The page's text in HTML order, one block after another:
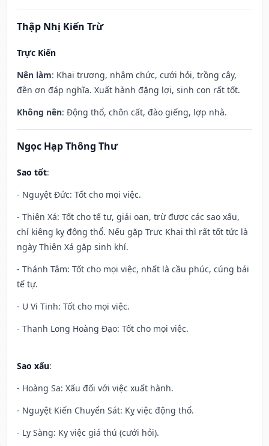
Thập Nhị Kiến Trừ
Trực Kiến
Nên làm: Khai trương, nhậm chức, cưới hỏi, trồng cây,
đền ơn đáp nghĩa. Xuất hành đặng lợi, sinh con rất tốt.
Không nên: Động thổ, chôn cất, đào giếng, lợp nhà.
Ngọc Hạp Thông Thư
Sao tốt:
- Nguyệt Đức: Tốt cho mọi việc.
- Thiên Xá: Tốt cho tế tự, giải oan, trừ được các sao xấu,
chỉ kiêng kỵ động thổ. Nếu gặp Trực Khai thì rất tốt tức là
ngày Thiên Xá gặp sinh khí.
- Thánh Tâm: Tốt cho mọi việc, nhất là cầu phúc, cúng bái
tế tự.
- U Vi Tinh: Tốt cho mọi việc.
- Thanh Long Hoàng Đạo: Tốt cho mọi việc.
Sao xấu:
- Hoàng Sa: Xấu đối với việc xuất hành.
- Nguyệt Kiến Chuyển Sát: Kỵ việc động thổ.
- Ly Sàng: Kỵ việc giá thú (cưới hỏi).